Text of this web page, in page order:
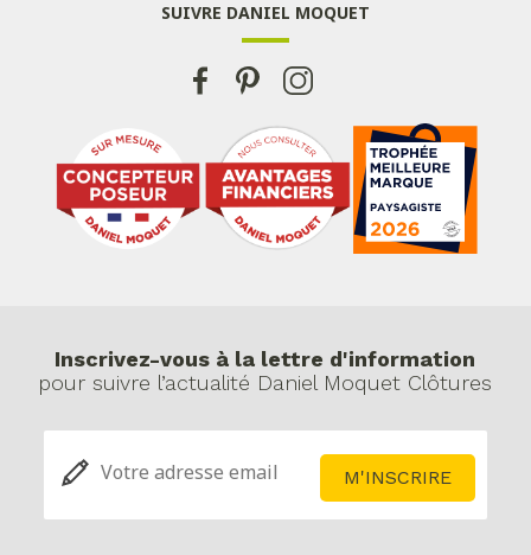
SUIVRE DANIEL MOQUET
Inscrivez-vous à la lettre d'information
pour suivre l’actualité Daniel Moquet Clôtures